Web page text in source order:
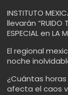
INSTITUTO
llevarán “RUIDO
ESPECIAL en LA
El regional
noche
¿Cuántas
afecta el caos